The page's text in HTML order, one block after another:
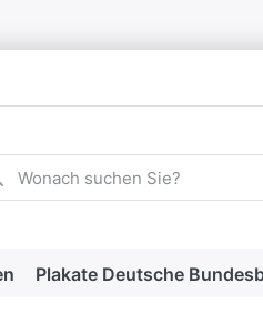
Sie einen Suchbegriff ein.
Plakate Deutsche